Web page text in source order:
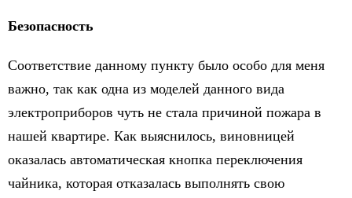
Безопасность
Соответствие данному пункту было особо для меня
важно, так как одна из моделей данного вида
электроприборов чуть не стала причиной пожара в
нашей квартире. Как выяснилось, виновницей
оказалась автоматическая кнопка переключения
чайника, которая отказалась выполнять свою